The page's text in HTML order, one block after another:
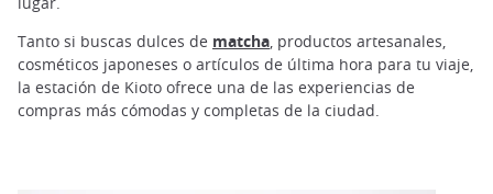
Tanto si buscas dulces de matcha, productos artesanales,
cosméticos japoneses o artículos de última hora para tu viaje,
la estación de Kioto ofrece una de las experiencias de
compras más cómodas y completas de la ciudad.